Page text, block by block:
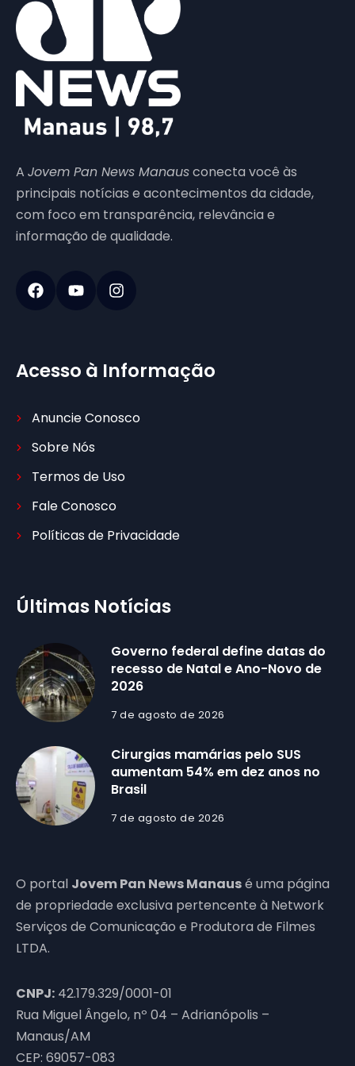
A Jovem Pan News Manausconecta você às
principais notícias e acontecimentos da cidade,
com foco em transparência, relevância e
informação de qualidade.
Acesso à Informação
Anuncie Conosco
Sobre Nós
Termos de Uso
Fale Conosco
Políticas de Privacidade
Últimas Notícias
Governo federal define datas do
recesso de Natal e Ano-Novo de
2026
7 de agosto de 2026
Cirurgias mamárias pelo SUS
aumentam 54% em dez anos no
Brasil
7 de agosto de 2026
O portal Jovem Pan News Manausé uma página
de propriedade exclusiva pertencente à Network
Serviços de Comunicação e Produtora de Filmes
LTDA.
CNPJ: 42.179.329/0001-01
Rua Miguel Ângelo, nº 04 – Adrianópolis –
Manaus/AM
CEP: 69057-083